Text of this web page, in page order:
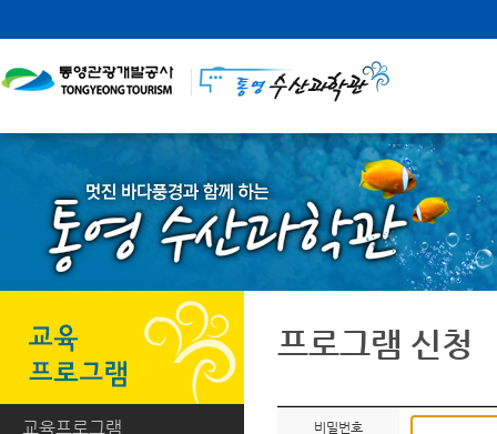
교육프로그램
프로그램 신청
비밀번호